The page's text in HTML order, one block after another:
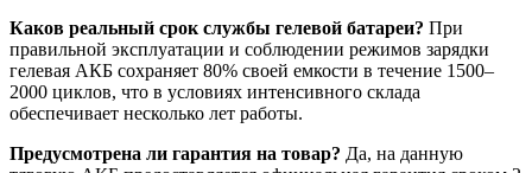
Каков реальный срок службы гелевой батареи? При
правильной эксплуатации и соблюдении режимов зарядки
гелевая АКБ сохраняет 80% своей емкости в течение 1500–
2000 циклов, что в условиях интенсивного склада
обеспечивает несколько лет работы.
Предусмотрена ли гарантия на товар? Да, на данную